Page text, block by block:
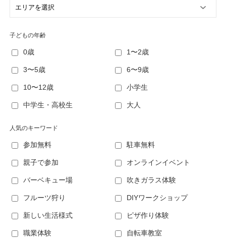
子どもの年齢
0歳 1〜2歳
3〜5歳 6〜9歳
10〜12歳 小学生
中学生・高校生 大人
人気のキーワード
参加無料 駐車無料
親子で参加 オンラインイベント
バーベキュー場 吹きガラス体験
フルーツ狩り DIYワークショップ
新しい生活様式 ピザ作り体験
職業体験 自転車教室